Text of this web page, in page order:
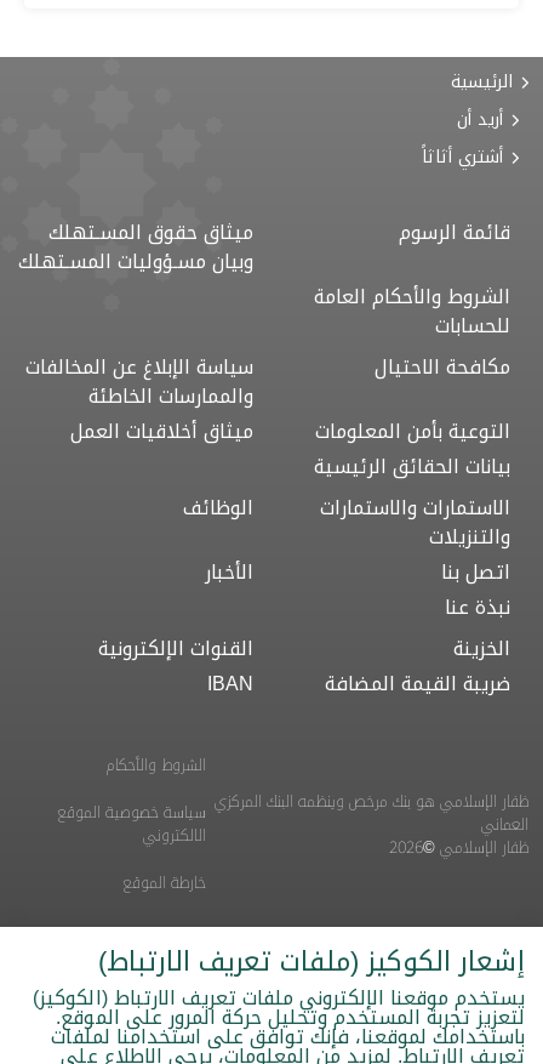
الرئيسية
أريد أن
أشتري أثاثاً
قائمة الرسوم
ميثاق حقوق المسـتهلك
وبيان مسـؤوليات المسـتهلك
الشروط والأحكام العامة
للحسابات
مكافحة الاحتيال
سياسة الإبلاغ عن المخالفات
والممارسات الخاطئة
التوعية بأمن المعلومات
ميثاق أخلاقيات العمل
بيانات الحقائق الرئيسية
الاستمارات والاستمارات
والتنزيلات
الوظائف
اتصل بنا
الأخبار
نبذة عنا
الخزينة
القنوات الإلكترونية
ضريبة القيمة المضافة
IBAN
ظفار الإسلامي هو بنك مرخص وينظمه البنك المركزي
العماني
ظفار الإسلامي ©2026
الشروط والأحكام
سياسة خصوصية الموقع
الالكتروني
خارطة الموقع
إشعار الكوكيز (ملفات تعريف الارتباط)
يستخدم موقعنا الإلكتروني ملفات تعريف الارتباط (الكوكيز)
لتعزيز تجربة المستخدم وتحليل حركة المرور على الموقع.
باستخدامك لموقعنا، فإنك توافق على استخدامنا لملفات
تعريف الارتباط. لمزيد من المعلومات، يرجى الاطلاع على